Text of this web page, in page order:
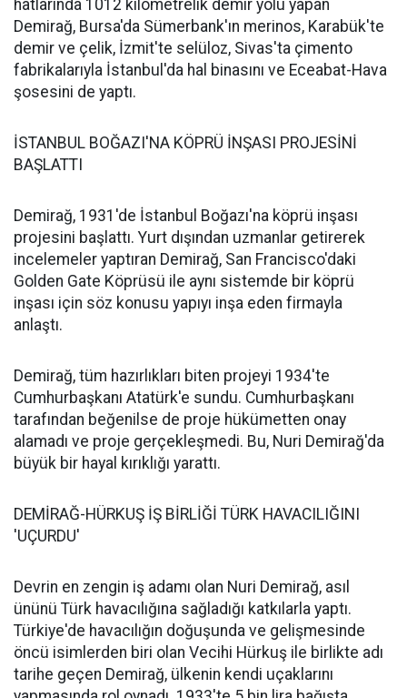
hatlarında 1012 kilometrelik demir yolu yapan
Demirağ, Bursa'da Sümerbank'ın merinos, Karabük'te
demir ve çelik, İzmit'te selüloz, Sivas'ta çimento
fabrikalarıyla İstanbul'da hal binasını ve Eceabat-Hava
şosesini de yaptı.
İSTANBUL BOĞAZI'NA KÖPRÜ İNŞASI PROJESİNİ
BAŞLATTI
Demirağ, 1931'de İstanbul Boğazı'na köprü inşası
projesini başlattı. Yurt dışından uzmanlar getirerek
incelemeler yaptıran Demirağ, San Francisco'daki
Golden Gate Köprüsü ile aynı sistemde bir köprü
inşası için söz konusu yapıyı inşa eden firmayla
anlaştı.
Demirağ, tüm hazırlıkları biten projeyi 1934'te
Cumhurbaşkanı Atatürk'e sundu. Cumhurbaşkanı
tarafından beğenilse de proje hükümetten onay
alamadı ve proje gerçekleşmedi. Bu, Nuri Demirağ'da
büyük bir hayal kırıklığı yarattı.
DEMİRAĞ-HÜRKUŞ İŞ BİRLİĞİ TÜRK HAVACILIĞINI
'UÇURDU'
Devrin en zengin iş adamı olan Nuri Demirağ, asıl
ününü Türk havacılığına sağladığı katkılarla yaptı.
Türkiye'de havacılığın doğuşunda ve gelişmesinde
öncü isimlerden biri olan Vecihi Hürkuş ile birlikte adı
tarihe geçen Demirağ, ülkenin kendi uçaklarını